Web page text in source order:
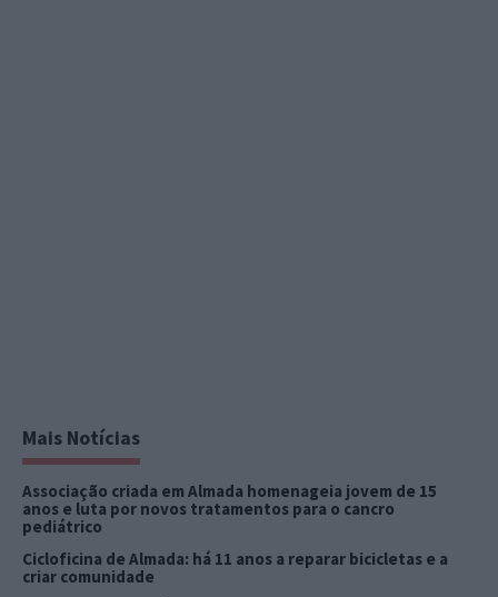
Mais Notícias
Associação criada em Almada homenageia jovem de 15
anos e luta por novos tratamentos para o cancro
pediátrico
Cicloficina de Almada: há 11 anos a reparar bicicletas e a
criar comunidade